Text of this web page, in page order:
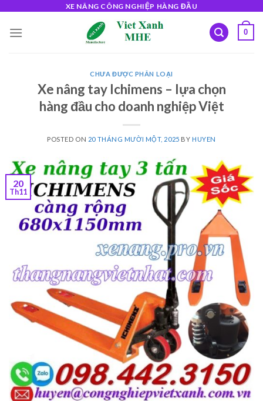
content
XE NÂNG CÔNG NGHIỆP HÀNG ĐẦU
0
CHƯA ĐƯỢC PHÂN LOẠI
Xe nâng tay Ichimens – lựa chọn
hàng đầu cho doanh nghiệp Việt
POSTED ON 20 THÁNG MƯỜI MỘT, 2025 BY HUYEN
20
Th11